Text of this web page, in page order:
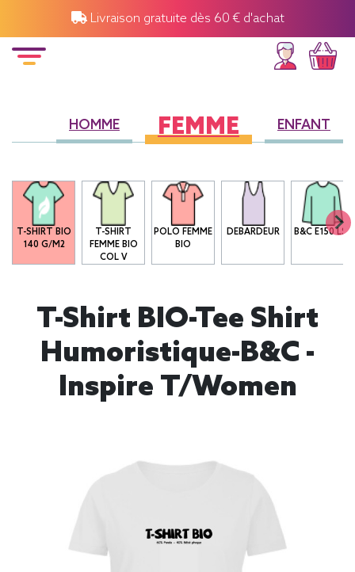
Livraison gratuite dès 60 € d'achat
HOMME FEMME ENFANT
T-SHIRT BIO
140 G/M2
T-SHIRT
FEMME BIO
COL V
POLO FEMME
BIO
DEBARDEUR B&C E150 LSL
T-Shirt BIO-Tee Shirt
Humoristique-B&C -
Inspire T/women